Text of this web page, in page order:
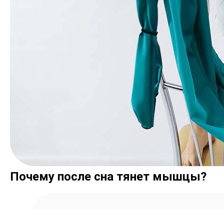
Почему после сна тянет мышцы?